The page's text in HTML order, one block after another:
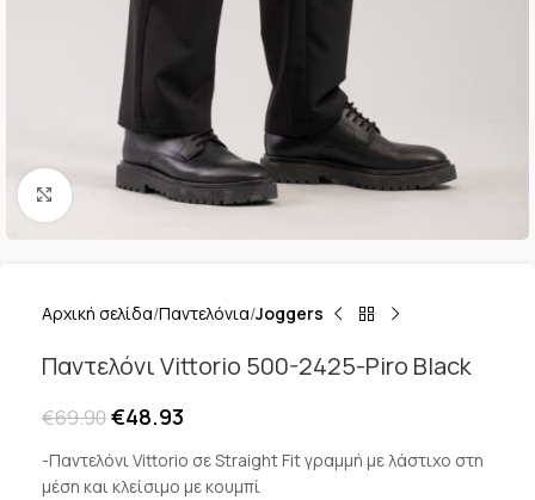
Κλικ για μεγέθυνση
Αρχική σελίδα Παντελόνια Joggers
Παντελόνι Vittorio 500-2425-Piro Black
€69.90€48.93
-Παντελόνι Vittorio σε Straight Fit γραμμή με λάστιχο στη
μέση και κλείσιμο με κουμπί